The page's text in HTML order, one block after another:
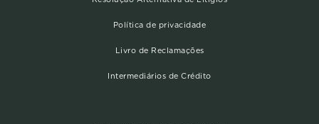
Política de privacidade
Livro de Reclamações
Intermediários de Crédito